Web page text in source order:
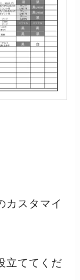
カスタマイ
立ててくだ